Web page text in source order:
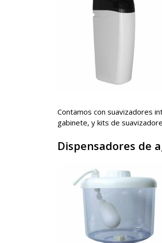
Contamos con suavizadores
gabinete, y kits de
Dispensadores de